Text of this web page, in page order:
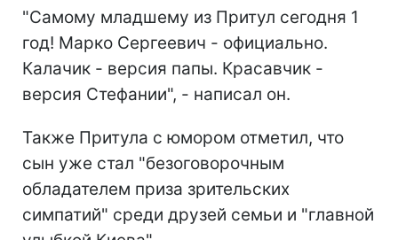
"Самому младшему из Притул сегодня 1
год! Марко Сергеевич - официально.
Калачик - версия папы. Красавчик -
версия Стефании", - написал он.
Также Притула с юмором отметил, что
сын уже стал "безоговорочным
обладателем приза зрительских
симпатий" среди друзей семьи и "главной